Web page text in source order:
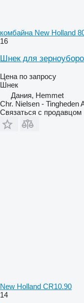
комбайна New Holland
16
Шнек для
Цена по запросу
Шнек
Дания, Hemmet
Chr. Nielsen - Tingheden
Связаться с продавцом
New Holland CR10.90
14